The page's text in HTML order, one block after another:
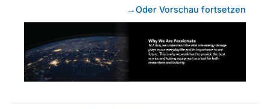
→Oder Vorschau fortsetzen